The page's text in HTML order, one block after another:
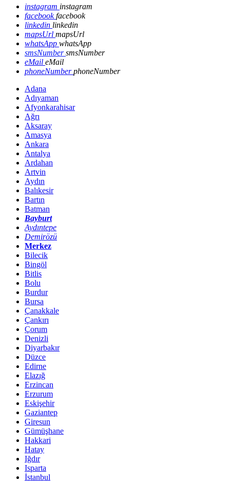
instagram instagram
facebookfacebook
linkedin linkedin
mapsUrl mapsUrl
whatsApp whatsApp
smsNumbersmsNumber
eMail eMail
phoneNumberphoneNumber
Adana
Adıyaman
Afyonkarahisar
Ağrı
Aksaray
Amasya
Ankara
Antalya
Ardahan
Artvin
Aydın
Balıkesir
Bartın
Batman
Bayburt
Aydıntepe
Demirözü
Merkez
Bilecik
Bingöl
Bitlis
Bolu
Burdur
Bursa
Çanakkale
Çankırı
Çorum
Denizli
Diyarbakır
Düzce
Edirne
Elazığ
Erzincan
Erzurum
Eskişehir
Gaziantep
Giresun
Gümüşhane
Hakkari
Hatay
Iğdır
Isparta
İstanbul